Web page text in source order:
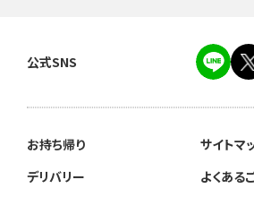
公式SNS
お持ち帰り
デリバリー
サイトマ
よくある